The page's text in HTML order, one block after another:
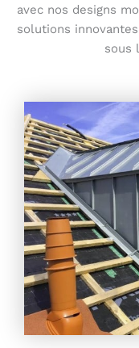
avec nos designs
solutions
sous